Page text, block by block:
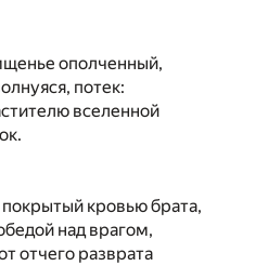
ополченный,
потек:
вселенной
кровью брата,
над врагом,
отчего разврата